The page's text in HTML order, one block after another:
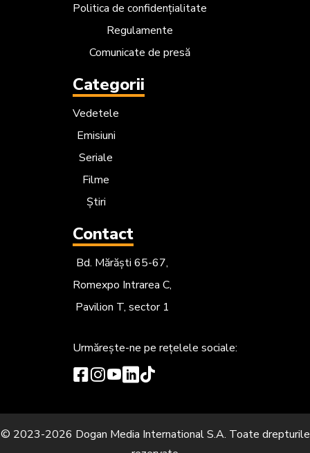
Politica de confidențialitate
Regulamente
Comunicate de presă
Categorii
Vedetele
Emisiuni
Seriale
Filme
Știri
Contact
Bd. Mărăști 65-67,
Romexpo Intrarea C,
Pavilion T, sector 1
Urmărește-ne pe rețelele sociale:
© 2023-2026 Dogan Media International S.A. Toate drepturile